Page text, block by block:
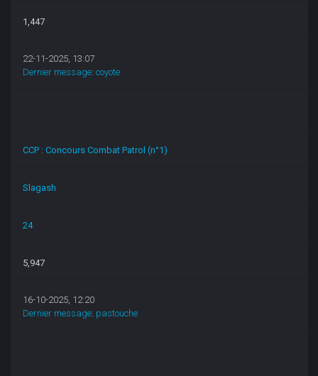
1,447
22-11-2025, 13:07
Dernier message:coyote
CCP : Concours Combat Patrol (n°1)
Slagash
24
5,947
16-10-2025, 12:20
Dernier message: pastouche